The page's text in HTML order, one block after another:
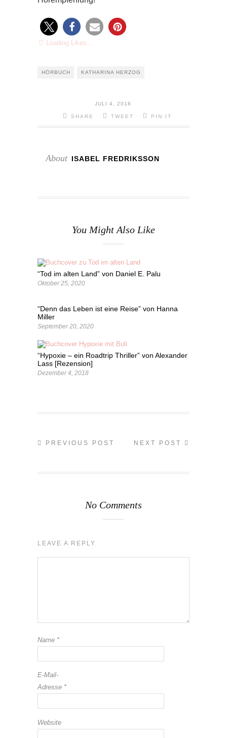
Loading Likes...
HÖRBUCH KATHARINA HERZOG
JULI 4, 2018
SHARE TWEET PIN IT
About ISABEL FREDRIKSSON
You Might Also Like
“Tod im alten Land” von Daniel E. Palu
Oktober 25, 2020
“Denn das Leben ist eine Reise” von Hanna
Miller
September 20, 2020
“Hypoxie – ein Roadtrip Thriller” von Alexander
Lass [Rezension]
Dezember 4, 2018
PREVIOUS POST NEXT POST
No Comments
LEAVE A REPLY
Name *
E-Mail-
Adresse *
Website